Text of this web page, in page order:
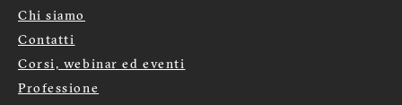
Menù
footer
Chi siamo
Contatti
Corsi, webinar ed eventi
Professione